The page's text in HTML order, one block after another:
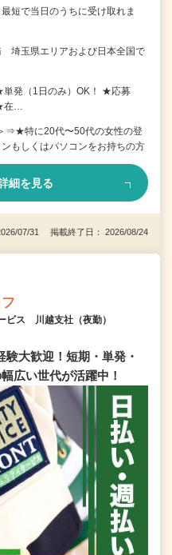
で当日のうちに受け取れま
埼玉県エリアおよび日本全国で
発（1日のみ）OK！ ★応募
在…
⇒★特に20代〜50代の女性の登
しくはパソコンをお持ちの方
細を見る
07/31 掲載終了日： 2026/08/24
ビス 川越支社（夜勤）
験大歓迎！短期・単発・
広い世代が活躍中！